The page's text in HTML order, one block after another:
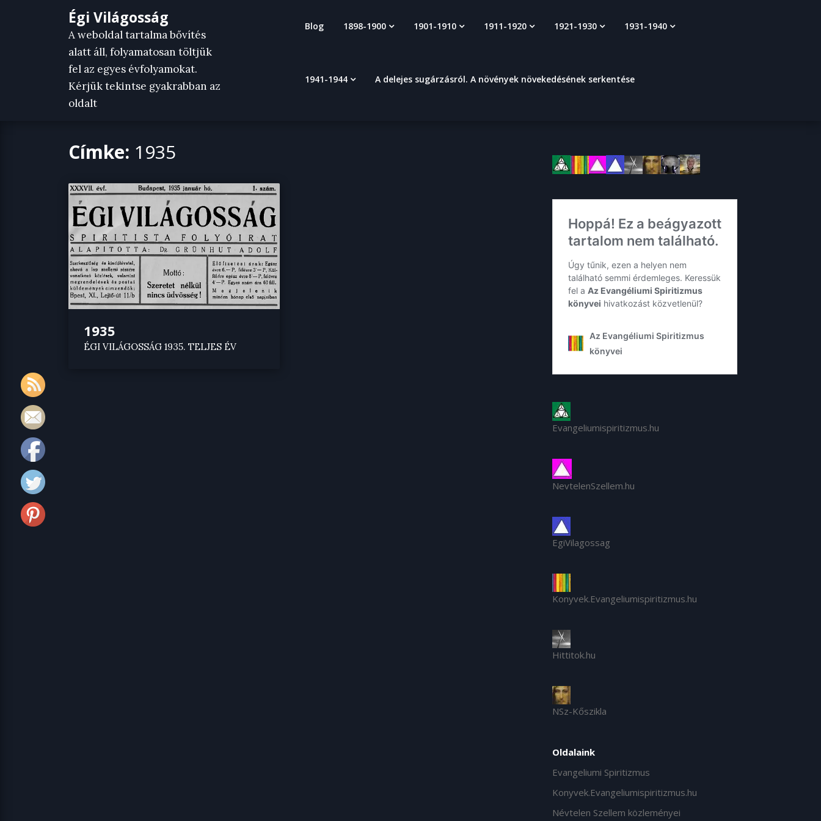
Égi Világosság
A weboldal tartalma bővítés
alatt áll, folyamatosan töltjük
fel az egyes évfolyamokat.
Kérjük tekintse gyakrabban az
oldalt
Blog 1898-1900 1901-1910 1911-1920 1921-1930 1931-1940
1941-1944 A delejes sugárzásról. A növények növekedésének serkentése
Címke: 1935
1935
ÉGI VILÁGOSSÁG 1935. TELJES ÉV
Evangeliumispiritizmus.hu
NevtelenSzellem.hu
EgiVilagossag
Konyvek.Evangeliumispiritizmus.hu
Hittitok.hu
NSz-Kőszikla
Oldalaink
Evangeliumi Spiritizmus
Konyvek.Evangeliumispiritizmus.hu
Névtelen Szellem közleményei